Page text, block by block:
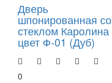
Дверь
шпонированная со
стеклом Каролина
цвет Ф-01 (Дуб)
0